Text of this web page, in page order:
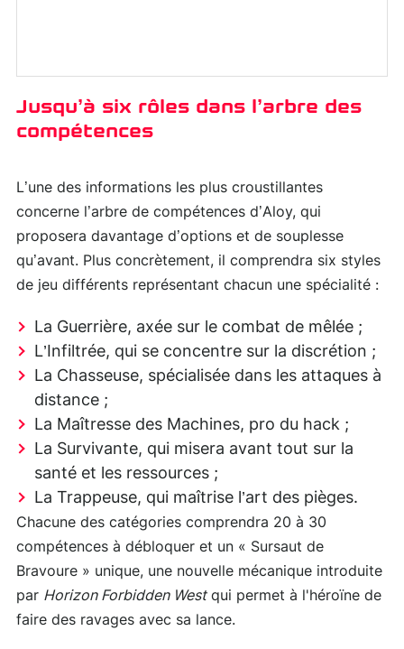
Jusqu’à six rôles dans l’arbre des
compétences
L’une des informations les plus croustillantes
concerne l’arbre de compétences d’Aloy, qui
proposera davantage d’options et de souplesse
qu’avant. Plus concrètement, il comprendra six styles
de jeu différents représentant chacun une spécialité :
La Guerrière, axée sur le combat de mêlée ;
L’Infiltrée, qui se concentre sur la discrétion ;
La Chasseuse, spécialisée dans les attaques à
distance ;
La Maîtresse des Machines, pro du hack ;
La Survivante, qui misera avant tout sur la
santé et les ressources ;
La Trappeuse, qui maîtrise l’art des pièges.
Chacune des catégories comprendra 20 à 30
compétences à débloquer et un « Sursaut de
Bravoure » unique, une nouvelle mécanique introduite
par Horizon Forbidden Westqui permet à l'héroïne de
faire des ravages avec sa lance.